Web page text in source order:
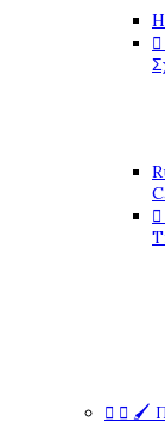


  🖌️